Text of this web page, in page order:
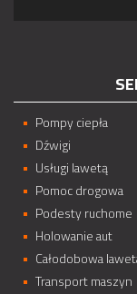
Pompy ciepła
Dźwigi
Usługi lawetą
Pomoc drogowa
Podesty ruchome
Holowanie aut
Całodobowa
Transport maszyn